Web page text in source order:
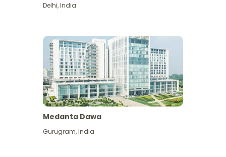
Delhi,India
Medanta Dawa
Gurugram,India